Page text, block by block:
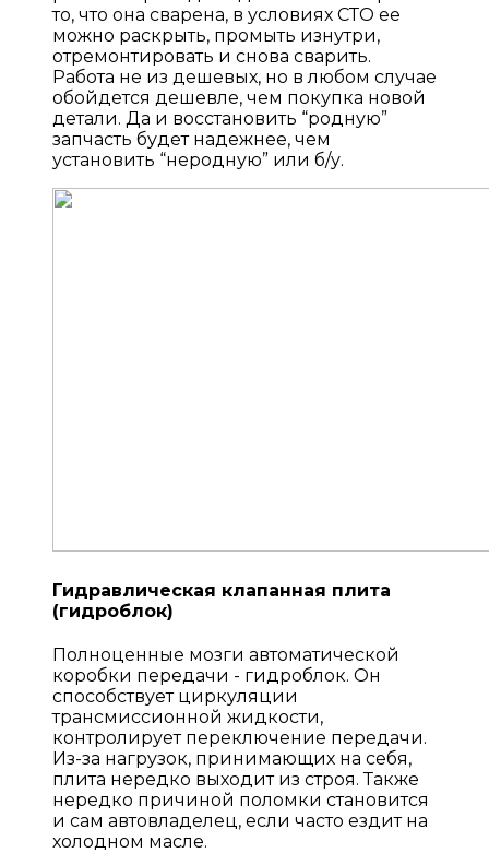
то, что она сварена, в условиях СТО ее
можно раскрыть, промыть изнутри,
отремонтировать и снова сварить.
Работа не из дешевых, но в любом случае
обойдется дешевле, чем покупка новой
детали. Да и восстановить “родную”
запчасть будет надежнее, чем
установить “неродную” или б/у.
Гидравлическая клапанная плита
(гидроблок)
Полноценные мозги автоматической
коробки передачи - гидроблок. Он
способствует циркуляции
трансмиссионной жидкости,
контролирует переключение передачи.
Из-за нагрузок, принимающих на себя,
плита нередко выходит из строя. Также
нередко причиной поломки становится
и сам автовладелец, если часто ездит на
холодном масле.